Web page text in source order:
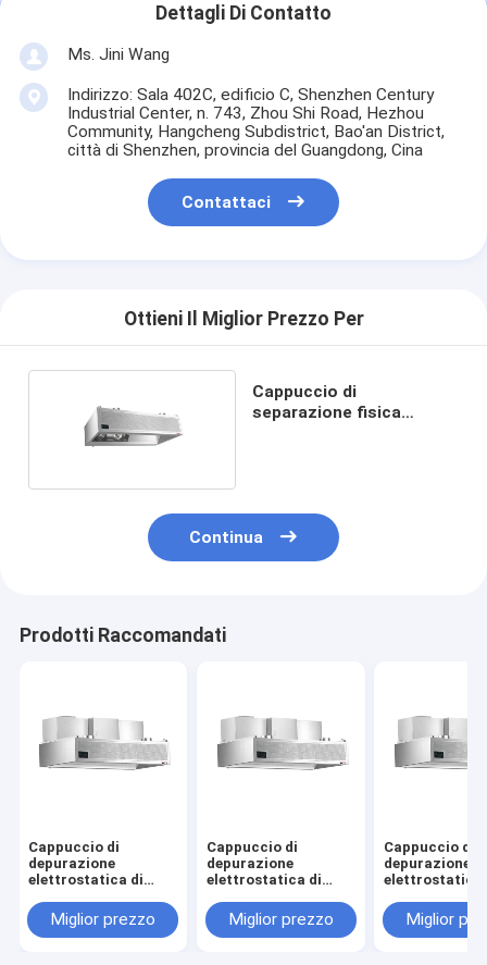
Dettagli Di Contatto
Ms. Jini Wang
Indirizzo: Sala 402C, edificio C, Shenzhen Century
Industrial Center, n. 743, Zhou Shi Road, Hezhou
Community, Hangcheng Subdistrict, Bao'an District,
città di Shenzhen, provincia del Guangdong, Cina
Contattaci
Ottieni Il Miglior Prezzo Per
Cappuccio di
separazione fisica
Continua
Prodotti Raccomandati
Cappuccio di
depurazione
elettrostatica di
(con ventilatore di
lunghezza 2400 mm)
Miglior prezzo
Cappuccio di
depurazione
elettrostatica di
(con ventola di
lunghezza 2200 mm)
Miglior prezzo
Cappuccio di
depurazione
elettrostatica
(con ventola di
lunghezza
Miglior